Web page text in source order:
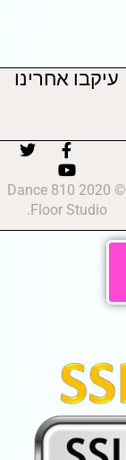
עיקבו אחרינו
© 2020 810 Dance
Floor Studio.